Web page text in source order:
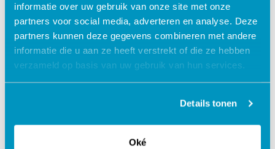
informatie over uw gebruik van onze site met onze
partners voor social media, adverteren en analyse. Deze
partners kunnen deze gegevens combineren met andere
informatie die u aan ze heeft verstrekt of die ze hebben
verzameld op basis van uw gebruik van hun services.
Details tonen
Oké
Jouw data veilig in de cloud